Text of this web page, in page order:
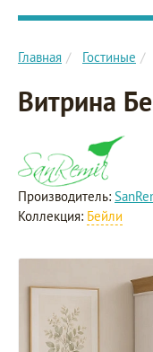
Главное меню
Главная Гостиные
Витрина
Производитель:
Коллекция: Бейли